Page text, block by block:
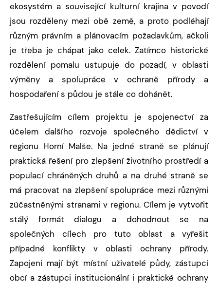
ekosystém a související kulturní krajina v povodí
jsou rozděleny mezi obě země, a proto podléhají
různým právním a plánovacím požadavkům, ačkoli
je třeba je chápat jako celek. Zatímco historické
rozdělení pomalu ustupuje do pozadí, v oblasti
výměny a spolupráce v ochraně přírody a
hospodaření s půdou je stále co dohánět.
Zastřešujícím cílem projektu je spojenectví za
účelem dalšího rozvoje společného dědictví v
regionu Horní Malše. Na jedné straně se plánují
praktická řešení pro zlepšení životního prostředí a
populací chráněných druhů a na druhé straně se
má pracovat na zlepšení spolupráce mezi různými
zúčastněnými stranami v regionu. Cílem je vytvořit
stálý formát dialogu a dohodnout se na
společných cílech pro tuto oblast a vyřešit
případné konflikty v oblasti ochrany přírody.
Zapojeni mají být místní uživatelé půdy, zástupci
obcí a zástupci institucionální i praktické ochrany